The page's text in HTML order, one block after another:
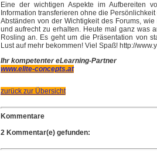
Eine der wichtigen Aspekte im Aufbereiten
Information transferieren ohne die
Abständen von der Wichtigkeit des Forums,
und aufrecht zu erhalten. Heute mal ganz was
Rosling an. Es geht um die Präsentation von
Lust auf mehr bekommen! Viel Spaß! http://
Ihr kompetenter eLearning-Partner
www.elite-concepts.at
zurück zur Übersicht
Kommentare
2 Kommentar(e) gefunden: